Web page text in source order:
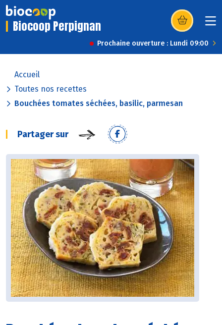
Biocoop Perpignan (s’ouvre dans
Prochaine ouverture : Lundi 09:00
Accueil
Toutes nos recettes
Bouchées tomates séchées, basilic, parmesan
Partager sur